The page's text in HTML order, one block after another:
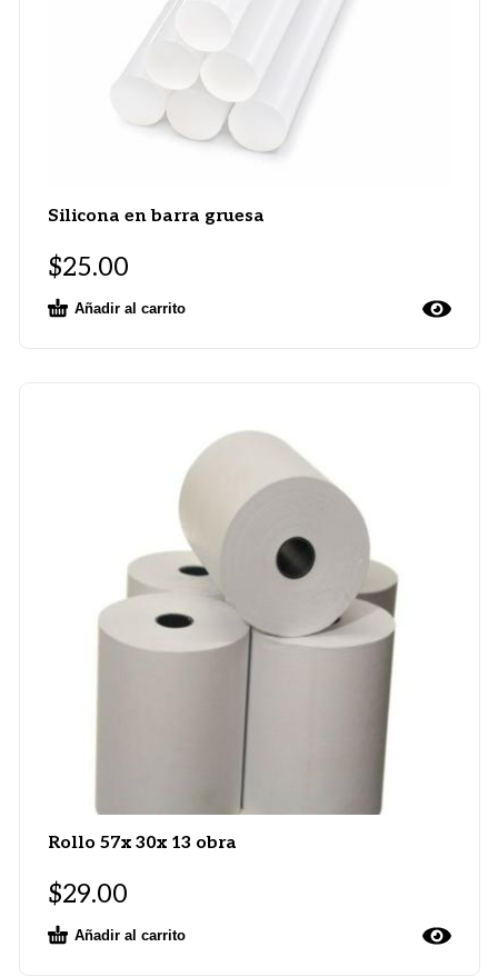
Silicona en barra gruesa
$25.00
Añadir al carrito
Rollo 57x 30x 13 obra
$29.00
Añadir al carrito